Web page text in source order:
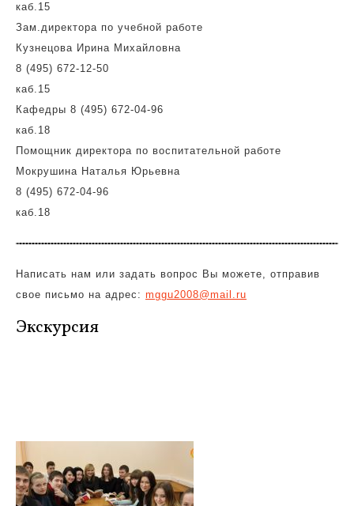
каб.15
Зам.директора по учебной работе
Кузнецова Ирина Михайловна
8 (495) 672-12-50
каб.15
Кафедры 8 (495) 672-04-96
каб.18
Помощник директора по воспитательной работе
Мокрушина Наталья Юрьевна
8 (495) 672-04-96
каб.18
Написать нам или задать вопрос Вы можете, отправив
свое письмо на адрес: mggu2008@mail.ru
Экскурсия